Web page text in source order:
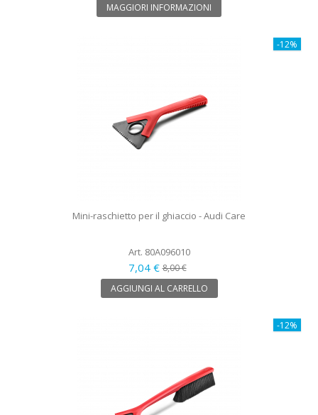
MAGGIORI INFORMAZIONI
-12%
Mini-raschietto per il ghiaccio - Audi Care
Art. 80A096010
7,04 €8,00 €
AGGIUNGI AL CARRELLO
-12%